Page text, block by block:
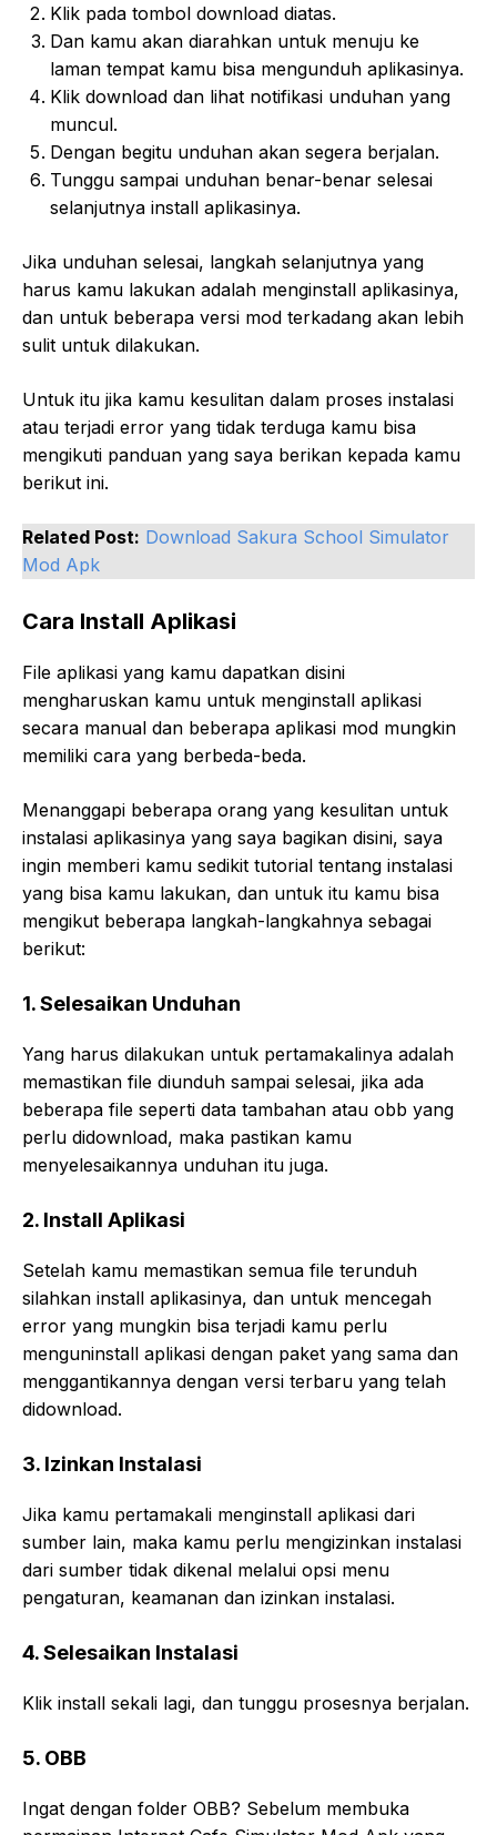
Klik pada tombol download diatas.
Dan kamu akan diarahkan untuk menuju ke
laman tempat kamu bisa mengunduh aplikasinya.
Klik download dan lihat notifikasi unduhan yang
muncul.
Dengan begitu unduhan akan segera berjalan.
Tunggu sampai unduhan benar-benar selesai
selanjutnya install aplikasinya.
Jika unduhan selesai, langkah selanjutnya yang
harus kamu lakukan adalah menginstall aplikasinya,
dan untuk beberapa versi mod terkadang akan lebih
sulit untuk dilakukan.
Untuk itu jika kamu kesulitan dalam proses instalasi
atau terjadi error yang tidak terduga kamu bisa
mengikuti panduan yang saya berikan kepada kamu
berikut ini.
Related Post: Download Sakura School Simulator
Mod Apk
Cara Install Aplikasi
File aplikasi yang kamu dapatkan disini
mengharuskan kamu untuk menginstall aplikasi
secara manual dan beberapa aplikasi mod mungkin
memiliki cara yang berbeda-beda.
Menanggapi beberapa orang yang kesulitan untuk
instalasi aplikasinya yang saya bagikan disini, saya
ingin memberi kamu sedikit tutorial tentang instalasi
yang bisa kamu lakukan, dan untuk itu kamu bisa
mengikut beberapa langkah-langkahnya sebagai
berikut:
1. Selesaikan Unduhan
Yang harus dilakukan untuk pertamakalinya adalah
memastikan file diunduh sampai selesai, jika ada
beberapa file seperti data tambahan atau obb yang
perlu didownload, maka pastikan kamu
menyelesaikannya unduhan itu juga.
2. Install Aplikasi
Setelah kamu memastikan semua file terunduh
silahkan install aplikasinya, dan untuk mencegah
error yang mungkin bisa terjadi kamu perlu
menguninstall aplikasi dengan paket yang sama dan
menggantikannya dengan versi terbaru yang telah
didownload.
3. Izinkan Instalasi
Jika kamu pertamakali menginstall aplikasi dari
sumber lain, maka kamu perlu mengizinkan instalasi
dari sumber tidak dikenal melalui opsi menu
pengaturan, keamanan dan izinkan instalasi.
4. Selesaikan Instalasi
Klik install sekali lagi, dan tunggu prosesnya berjalan.
5. OBB
Ingat dengan folder OBB? Sebelum membuka